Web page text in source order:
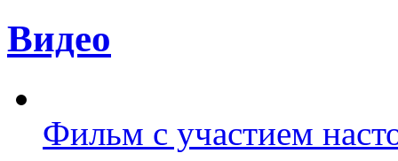
Видео
Фильм с участием